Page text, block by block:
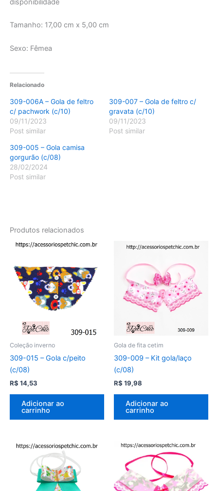
disponibilidade
Tamanho: 17,00 cm x 5,00 cm
Sexo: Fêmea
Relacionado
309-006A – Gola de feltro
c/ pachwork (c/10)
09/11/2023
Post similar
309-007 – Gola de feltro c/
gravata (c/10)
09/11/2023
Post similar
309-005 – Gola camisa
gorgurão (c/08)
28/02/2024
Post similar
Produtos relacionados
Coleção inverno
309-015 – Gola c/peito
(c/08)
R$ 14,53
Adicionar ao
carrinho
Gola de fita cetim
309-009 – Kit gola/laço
(c/08)
R$ 19,98
Adicionar ao
carrinho